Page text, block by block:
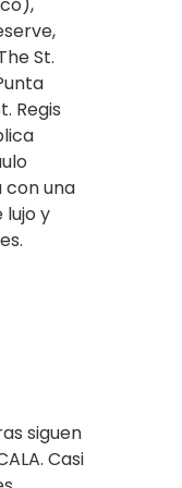
St.
Regis
con una
y
siguen
Casi